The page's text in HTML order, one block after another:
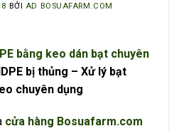
BỞI AD BOSUAFARM.COM
bằng keo dán bạt chuyên
bị thủng – Xử lý bạt
chuyên dụng
cửa hàng Bosuafarm.com